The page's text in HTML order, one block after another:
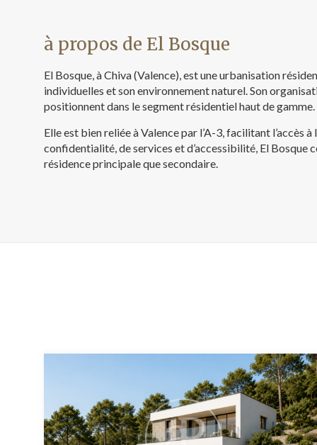
à propos de El Bosque
El Bosque, à Chiva (Valence), est une urbanisation
individuelles et son environnement naturel. Son
positionnent dans le segment résidentiel haut de gamme.
Elle est bien reliée à Valence par l’A-3, facilitant l’accès
confidentialité, de services et d’accessibilité, El
résidence principale que secondaire.